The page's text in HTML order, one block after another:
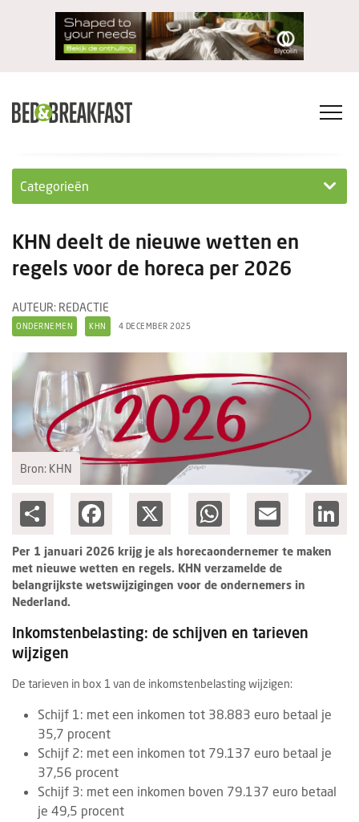
Categorieën
Wet- en regelgeving
Interviews
Ondernemen
KHN deelt de nieuwe wetten en
regels voor de horeca per 2026
AUTEUR: REDACTIE
ONDERNEMEN KHN 4 DECEMBER 2025
Bron: KHN
Facebook WhatsAppEmail
Per 1 januari 2026 krijg je als horecaondernemer te maken
met nieuwe wetten en regels. KHN verzamelde de
belangrijkste wetswijzigingen voor de ondernemers in
Nederland.
Inkomstenbelasting: de schijven en tarieven
wijzigen
De tarieven in box 1 van de inkomstenbelasting wijzigen:
Schijf 1: met een inkomen tot 38.883 euro betaal je
35,7 procent
Schijf 2: met een inkomen tot 79.137 euro betaal je
37,56 procent
Schijf 3: met een inkomen boven 79.137 euro betaal
je 49,5 procent